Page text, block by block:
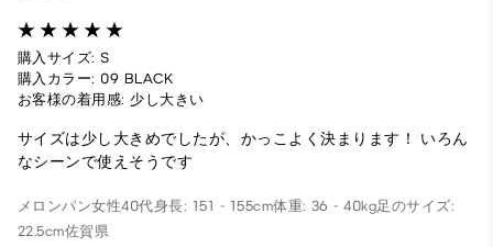
購入サイズ: S
購入カラー: 09 BLACK
お客様の着用感: 少し大きい
サイズは少し大きめでしたが、かっこよく決まります！ いろん
なシーンで使えそうです
メロンパン女性40代身長: 151 - 155cm体重: 36 - 40kg足のサイズ:
22.5cm佐賀県